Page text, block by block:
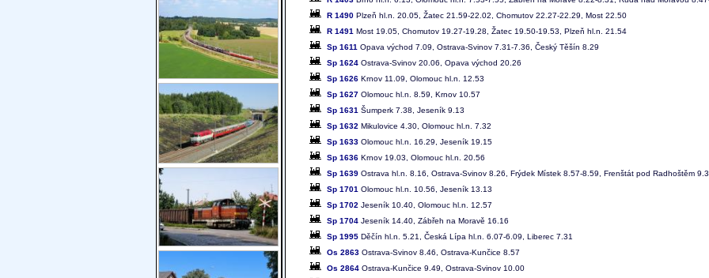
R 1490 Plzeň hl.n. 20.05, Žatec 21.59-22.02, Chomutov 22.27-22.29, Most 22.50
R 1491 Most 19.05, Chomutov 19.27-19.28, Žatec 19.50-19.53, Plzeň hl.n. 21.54
Sp 1611 Opava východ 7.09, Ostrava-Svinov 7.31-7.36, Český Těšín 8.29
Sp 1624 Ostrava-Svinov 20.06, Opava východ 20.26
Sp 1626 Krnov 11.09, Olomouc hl.n. 12.53
Sp 1627 Olomouc hl.n. 8.59, Krnov 10.57
Sp 1631 Šumperk 7.38, Jeseník 9.13
Sp 1632 Mikulovice 4.30, Olomouc hl.n. 7.32
Sp 1633 Olomouc hl.n. 16.29, Jeseník 19.15
Sp 1636 Krnov 19.03, Olomouc hl.n. 20.56
Sp 1639 Ostrava hl.n. 8.16, Ostrava-Svinov 8.26, Frýdek Místek 8.57-8.59, Frenštát pod Radhoštěm
Sp 1701 Olomouc hl.n. 10.56, Jeseník 13.13
Sp 1702 Jeseník 10.40, Olomouc hl.n. 12.57
Sp 1704 Jeseník 14.40, Zábřeh na Moravě 16.16
Sp 1995 Děčín hl.n. 5.21, Česká Lípa hl.n. 6.07-6.09, Liberec 7.31
Os 2863 Ostrava-Svinov 8.46, Ostrava-Kunčice 8.57
Os 2864 Ostrava-Kunčice 9.49, Ostrava-Svinov 10.00